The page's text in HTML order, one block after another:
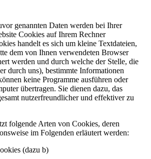
genannten Daten werden bei Ihrer
Cookies auf Ihrem Rechner
handelt es sich um kleine Textdateien,
dem von Ihnen verwendeten Browser
werden und durch welche der Stelle, die
durch uns), bestimmte Informationen
keine Programme ausführen oder
übertragen. Sie dienen dazu, das
nutzerfreundlicher und effektiver zu
folgende Arten von Cookies, deren
im Folgenden erläutert werden:
(dazu b)